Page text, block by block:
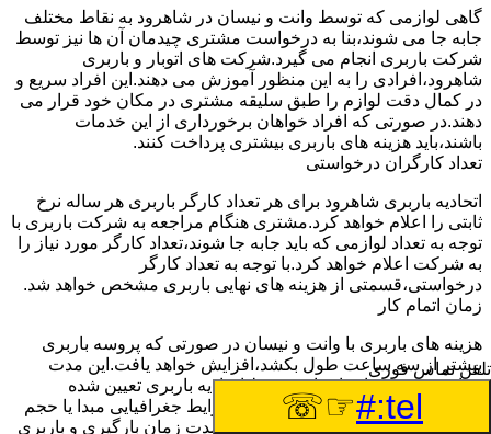
گاهی لوازمی که توسط وانت و نیسان در شاهرود به نقاط مختلف
جابه جا می شوند،بنا به درخواست مشتری چیدمان آن ها نیز توسط
شرکت باربری انجام می گیرد.شرکت های اتوبار و باربری
شاهرود،افرادی را به این منظور آموزش می دهند.این افراد سریع و
در کمال دقت لوازم را طبق سلیقه مشتری در مکان خود قرار می
دهند.در صورتی که افراد خواهان برخورداری از این خدمات
باشند،باید هزینه های باربری بیشتری پرداخت کنند.
تعداد کارگران درخواستی
اتحادیه باربری شاهرود برای هر تعداد کارگر باربری هر ساله نرخ
ثابتی را اعلام خواهد کرد.مشتری هنگام مراجعه به شرکت باربری با
توجه به تعداد لوازمی که باید جابه جا شوند،تعداد کارگر مورد نیاز را
به شرکت اعلام خواهد کرد.با توجه به تعداد کارگر
درخواستی،قسمتی از هزینه های نهایی باربری مشخص خواهد شد.
زمان اتمام کار
هزینه های باربری با وانت و نیسان در صورتی که پروسه باربری
بیشتر از سه ساعت طول بکشد،افزایش خواهد یافت.این مدت
زمان به صورت استادندارد توسط اتحادیه باربری تعیین شده
است.عواملی مثل آب وهوا،ترافیک،شرایط جغرافیایی مبدا یا حجم
زیاد لوازم ممکن است باعث افزایش مدت زمان بارگیری و باربری
تلفن تماس فوری
tel:#
☞☏